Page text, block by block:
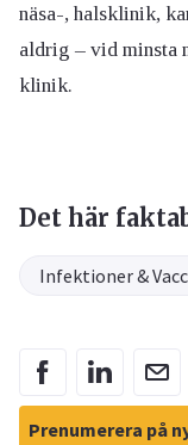
näsa-, halsklinik,
aldrig – vid minsta
klinik.
Det här
Infektioner &
Prenumerera på